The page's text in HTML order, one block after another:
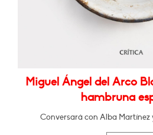
Miguel Ángel del Arco
hambruna
Conversará con Alba Martínez